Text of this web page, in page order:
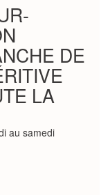
DE
LA
au samedi